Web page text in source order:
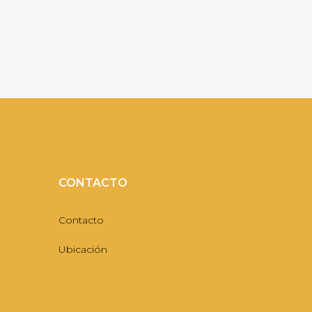
CONTACTO
Contacto
Ubicación